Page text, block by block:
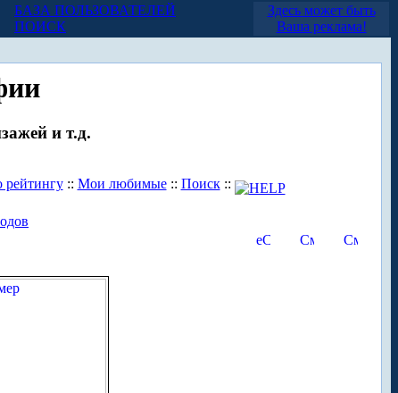
БАЗА ПОЛЬЗОВАТЕЛЕЙ
ПОИСК
Здесь может быть
Ваша реклама!
и т.д.
:: Мои любимые:: Поиск::